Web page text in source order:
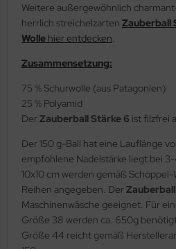
Weitere außergewöhnlich
herrlich streichelzarten Zauberball
Wolle hier entdecken.
Zusammensetzung:
75 % Schurwolle (aus Patagonien)
25 % Polyamid
Der Zauberball Stärke 6 ist filzfrei
Der 150 g-Ball hat eine Lauflänge
empfohlene Nadelstärke liegt bei
10x10 cm werden gemäß
Reihen angegeben. Der
Maschinenwäsche geeignet. Für
Größe 38 werden ca. 650g
Größe 44 reicht gemäß